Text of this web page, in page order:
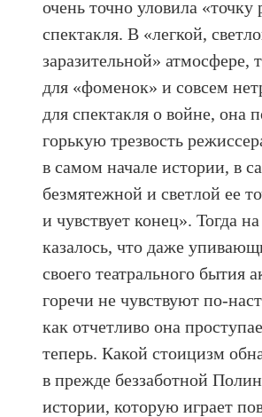
очень точно уловила «точку
спектакля. В «легкой,
заразительной» атмосфере,
для «фоменок» и совсем
для спектакля о войне, она
горькую трезвость
в самом начале истории, в
безмятежной и светлой ее
и чувствует конец». Тогда
казалось, что даже
своего театрального бытия
горечи не чувствуют по-
как отчетливо она
теперь. Какой стоицизм
в прежде беззаботной
истории, которую играет